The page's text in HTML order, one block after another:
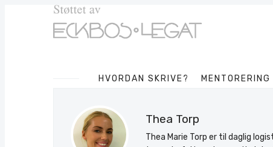
HVORDAN SKRIVE? MENTORERING
Thea Torp
Thea Marie Torp er til daglig